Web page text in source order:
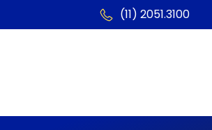
(11) 2051.3100